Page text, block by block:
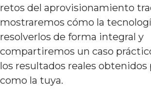
retos del aprovisionamiento
mostraremos cómo la
resolverlos de forma integral y
compartiremos un caso
los resultados reales obtenidos
como la tuya.